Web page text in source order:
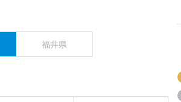
福井県